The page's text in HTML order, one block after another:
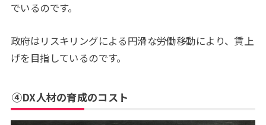
でいるのです。
政府はリスキリングによる円滑な労働移動により、賃上
げを目指しているのです。
④DX人材の育成のコスト